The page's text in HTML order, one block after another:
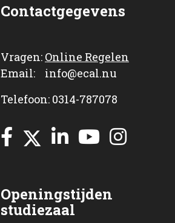
Contactgegevens
Vragen: Online Regelen
Email: info@ecal.nu
Telefoon: 0314-787078
Openingstijden
studiezaal